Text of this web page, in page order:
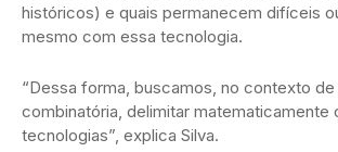
históricos) e quais permanecem difíceis
mesmo com essa tecnologia.
“Dessa forma, buscamos, no contexto
combinatória, delimitar matematicamente
tecnologias”, explica Silva.